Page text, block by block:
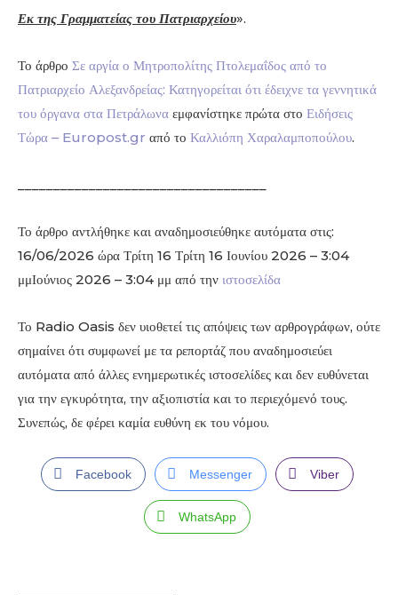
Εκ της Γραμματείας του Πατριαρχείου».
Το άρθρο Σε αργία ο Μητροπολίτης Πτολεμαΐδος από το
Πατριαρχείο Αλεξανδρείας: Κατηγορείται ότι έδειχνε τα γεννητικά
του όργανα στα Πετράλωνα εμφανίστηκε πρώτα στο Ειδήσεις
Τώρα – Europost.gr από το Καλλιόπη Χαραλαμποπούλου.
Το άρθρο αντλήθηκε και αναδημοσιεύθηκε αυτόματα στις:
16/06/2026 ώρα Τρίτη 16 Τρίτη 16 Ιουνίου 2026 – 3:04
μμΙούνιος 2026 – 3:04 μμ από την ιστοσελίδα
Το Radio Oasis δεν υιοθετεί τις απόψεις των αρθρογράφων, ούτε
σημαίνει ότι συμφωνεί με τα ρεπορτάζ που αναδημοσιεύει
αυτόματα από άλλες ενημερωτικές ιστοσελίδες και δεν ευθύνεται
για την εγκυρότητα, την αξιοπιστία και το περιεχόμενό τους.
Συνεπώς, δε φέρει καμία ευθύνη εκ του νόμου.
Facebook Messenger Viber
WhatsApp